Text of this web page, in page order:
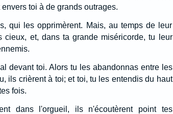
toi à de grands outrages.
qui les opprimèrent. Mais, au temps de leur
et, dans ta grande miséricorde, tu leur
devant toi. Alors tu les abandonnas entre les
ils crièrent à toi; et toi, tu les entendis du haut
fois.
dans l'orgueil, ils n'écoutèrent point tes